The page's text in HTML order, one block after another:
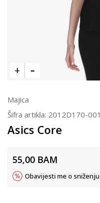
Majica
Šifra artikla: 2012D170-001
Asics Core
55,00 BAM
Obavijesti me o sniženju